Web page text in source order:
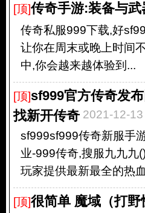
[顶]传奇手游:装备与武
传奇私服999下载,好
让你在周末或晚上时间
中,你会越来越体验到...
[顶]sf999官方传奇发
找新开传奇 2021-12-
sf999sf999传奇新服手
业-999传奇,搜服九九九
玩家提供最新最全的热
[顶]很简单 魔域（打